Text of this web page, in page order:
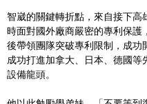
智崴的關鍵轉折點，來自接下
時面對國外廠商嚴密的專利保護
後帶領團隊突破專利限制，成
成功打進加拿大、日本、德國
設備龍頭。